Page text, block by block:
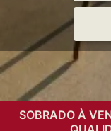
SOBRADO À